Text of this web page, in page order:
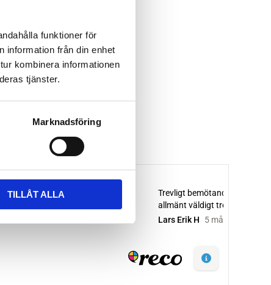
funktioner för
information från din enhet
kombinera informationen
tjänster.
Marknadsföring
TILLÅT ALLA